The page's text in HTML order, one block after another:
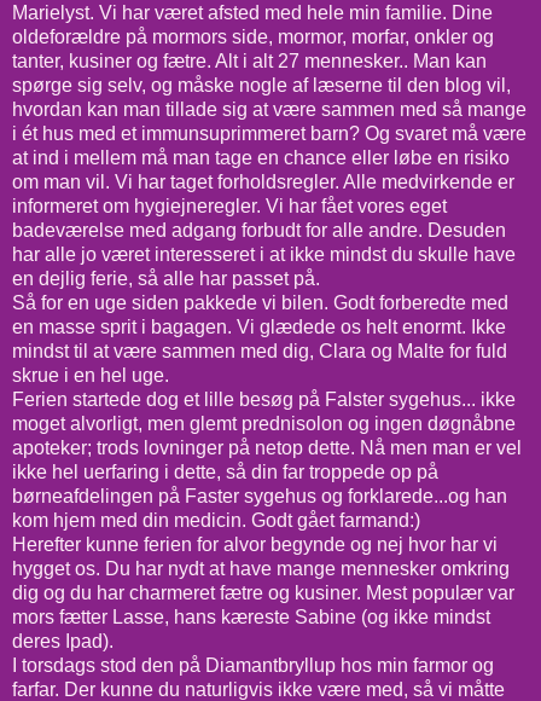
Marielyst. Vi har været afsted med hele min familie. Dine
oldeforældre på mormors side, mormor, morfar, onkler og
tanter, kusiner og fætre. Alt i alt 27 mennesker.. Man kan
spørge sig selv, og måske nogle af læserne til den blog vil,
hvordan kan man tillade sig at være sammen med så mange
i ét hus med et immunsuprimmeret barn? Og svaret må være
at ind i mellem må man tage en chance eller løbe en risiko
om man vil. Vi har taget forholdsregler. Alle medvirkende er
informeret om hygiejneregler. Vi har fået vores eget
badeværelse med adgang forbudt for alle andre. Desuden
har alle jo været interesseret i at ikke mindst du skulle have
en dejlig ferie, så alle har passet på.
Så for en uge siden pakkede vi bilen. Godt forberedte med
en masse sprit i bagagen. Vi glædede os helt enormt. Ikke
mindst til at være sammen med dig, Clara og Malte for fuld
skrue i en hel uge.
Ferien startede dog et lille besøg på Falster sygehus... ikke
moget alvorligt, men glemt prednisolon og ingen døgnåbne
apoteker; trods lovninger på netop dette. Nå men man er vel
ikke hel uerfaring i dette, så din far troppede op på
børneafdelingen på Faster sygehus og forklarede...og han
kom hjem med din medicin. Godt gået farmand:)
Herefter kunne ferien for alvor begynde og nej hvor har vi
hygget os. Du har nydt at have mange mennesker omkring
dig og du har charmeret fætre og kusiner. Mest populær var
mors fætter Lasse, hans kæreste Sabine (og ikke mindst
deres Ipad).
I torsdags stod den på Diamantbryllup hos min farmor og
farfar. Der kunne du naturligvis ikke være med, så vi måtte